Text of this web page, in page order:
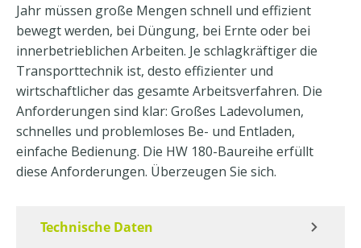
Jahr müssen große Mengen schnell und effizient
bewegt werden, bei Düngung, bei Ernte oder bei
innerbetrieblichen Arbeiten. Je schlagkräftiger die
Transporttechnik ist, desto effizienter und
wirtschaftlicher das gesamte Arbeitsverfahren. Die
Anforderungen sind klar: Großes Ladevolumen,
schnelles und problemloses Be- und Entladen,
einfache Bedienung. Die HW 180-Baureihe erfüllt
diese Anforderungen. Überzeugen Sie sich.
Technische Daten